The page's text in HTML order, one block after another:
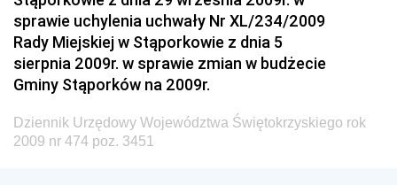
Narodowego i Sportu
Dziennik Urzędowy Ministra Finansów, Funduszy i
Polityki Regionalnej
Dziennik Urzędowy Ministra Rozwoju, Pracy i
Technologii
Dziennik Urzędowy Ministra Kultury, Dziedzictwa
sprawie uchylenia uchwały Nr XL/234/2009
Rady Miejskiej w Stąporkowie z dnia 5
sierpnia 2009r. w sprawie zmian w budżecie
Gminy Stąporków na 2009r.
Dziennik Urzędowy Województwa Świętokrzyskiego rok
2009 nr 474 poz. 3451